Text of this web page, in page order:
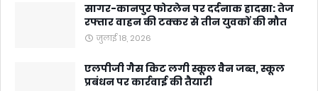
सागर-कानपुर फोरलेन पर दर्दनाक हादसा: तेज
रफ्तार वाहन की टक्कर से तीन युवकों की मौत
जुलाई 18, 2026
एलपीजी गैस किट लगी स्कूल वैन जब्त, स्कूल
प्रबंधन पर कार्रवाई की तैयारी